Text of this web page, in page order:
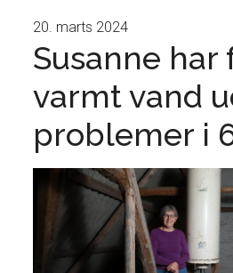
20. marts 2024
Susanne har
varmt vand
problemer i